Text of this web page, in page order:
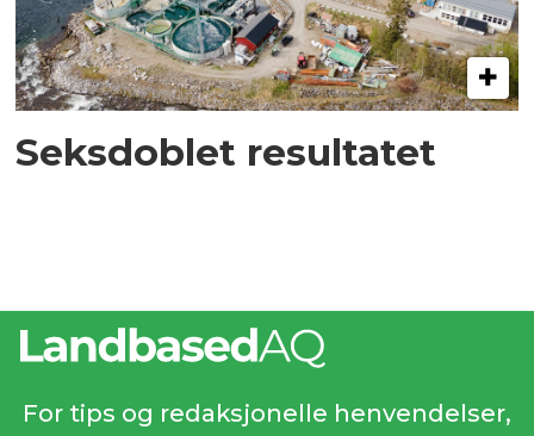
Seksdoblet resultatet
For tips og redaksjonelle henvendelser,